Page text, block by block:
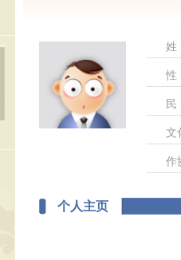
文
作
个人主页